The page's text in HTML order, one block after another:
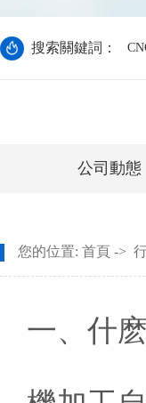
搜索關鍵詞：
公司動態
您的位置: 首頁 ->
一、什